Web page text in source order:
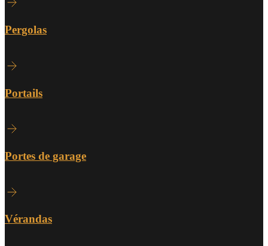
Pergolas
Portails
Portes de garage
Vérandas